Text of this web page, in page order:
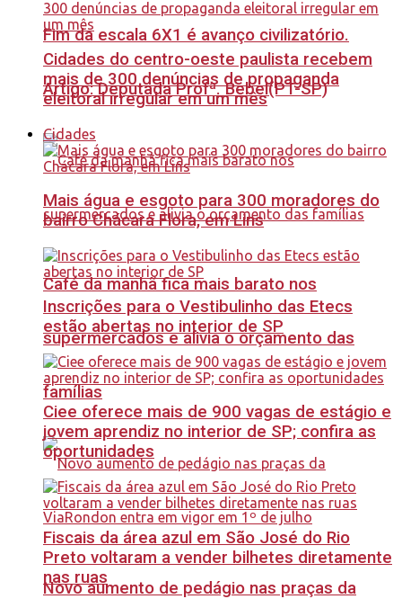
Fim da escala 6X1 é avanço civilizatório.
Artigo: Deputada Profª. Bebel(PT-SP)
Café da manhã fica mais barato nos
supermercados e alivia o orçamento das
famílias
Novo aumento de pedágio nas praças da
Cidades do centro-oeste paulista recebem
mais de 300 denúncias de propaganda
eleitoral irregular em um mês
Cidades
Mais água e esgoto para 300 moradores do
bairro Chácara Flora, em Lins
Inscrições para o Vestibulinho das Etecs
estão abertas no interior de SP
Ciee oferece mais de 900 vagas de estágio e
jovem aprendiz no interior de SP; confira as
oportunidades
Fiscais da área azul em São José do Rio
Preto voltaram a vender bilhetes diretamente
nas ruas